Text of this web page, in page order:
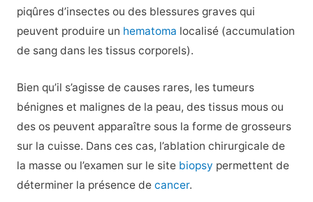
piqûres d’insectes ou des blessures graves qui
peuvent produire un hematoma localisé (accumulation
de sang dans les tissus corporels).
Bien qu’il s’agisse de causes rares, les tumeurs
bénignes et malignes de la peau, des tissus mous ou
des os peuvent apparaître sous la forme de grosseurs
sur la cuisse. Dans ces cas, l’ablation chirurgicale de
la masse ou l’examen sur le site biopsy permettent de
déterminer la présence de cancer.